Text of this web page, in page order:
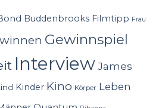
Buddenbrooks Filmtipp Frau
Gewinnspiel
InterviewJames
Kinder Kino Körper Leben